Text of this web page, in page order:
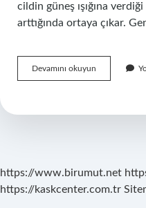
cildin güneş ışığına
arttığında ortaya çıkar.
Devamını okuyun
Bir
https://www.birumut.net
https://kaskcenter.com.tr